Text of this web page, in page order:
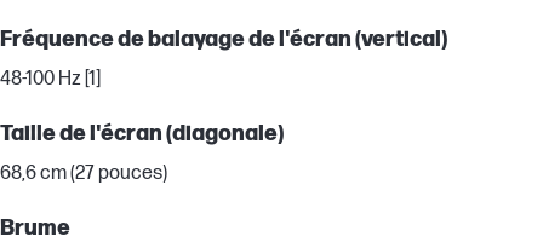
Fréquence de balayage de l'écran (vertical)
48-100 Hz [1]
Taille de l'écran (diagonale)
68,6 cm (27 pouces)
Brume